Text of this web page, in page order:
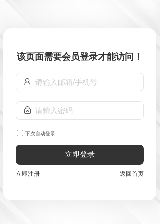
该页面需要会员登录才能访问！
下次自动登录
立即登录
立即注册 返回首页